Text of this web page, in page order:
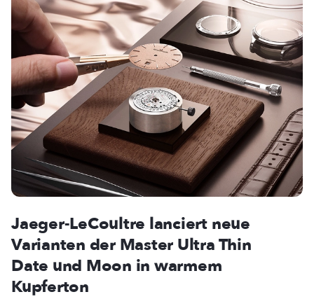
Jaeger-LeCoultre lanciert neue
Varianten der Master Ultra Thin
Date und Moon in warmem
Kupferton